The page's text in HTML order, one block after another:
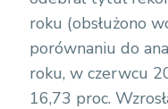
roku (obsłużono
porównaniu do
roku, w czerwcu
16,73 proc.